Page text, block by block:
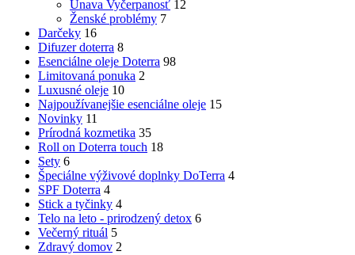
Únava Vyčerpanosť 12
Ženské problémy 7
Darčeky 16
Difuzer doterra 8
Esenciálne oleje Doterra 98
Limitovaná ponuka 2
Luxusné oleje 10
Najpoužívanejšie esenciálne oleje 15
Novinky 11
Prírodná kozmetika 35
Roll on Doterra touch 18
Sety 6
Špeciálne výživové doplnky DoTerra 4
SPF Doterra 4
Stick a tyčinky 4
Telo na leto - prirodzený detox 6
Večerný rituál 5
Zdravý domov 2